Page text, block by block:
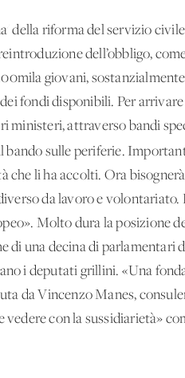
della riforma del servizio
dell’obbligo,
giovani,
fondi disponibili. Per
ministeri, attraverso bandi
bando sulle periferie.
che li ha accolti. Ora
da lavoro e
Molto dura la posizione
una decina di parlamentari
i deputati grillini. «Una
da Vincenzo Manes,
vedere con la sussidiarietà»